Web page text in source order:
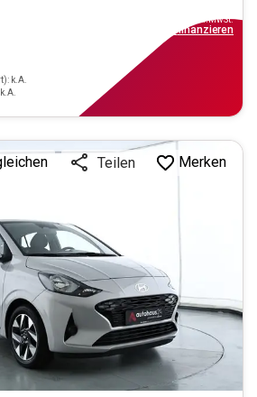
k.A.
inkl.MwSt.
finanzieren
Teilen Merken